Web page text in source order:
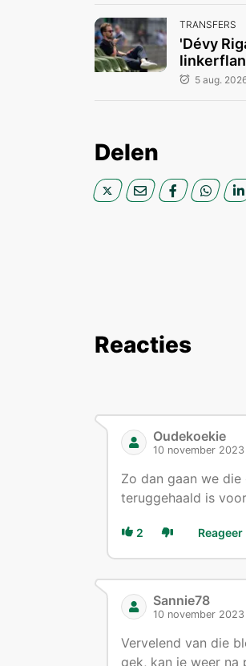
TRANSFERS
'Dévy
5 aug.
Delen
Reacties
Oudekoekie
10 november
Zo dan gaan we
teruggehaald is
2 Reageer
Sannie78
10 november
Vervelend van die
gek, kan ie weer na